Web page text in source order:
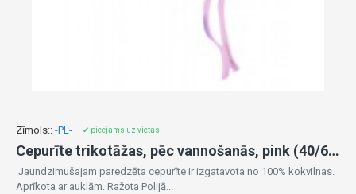
Zīmols:: -PL- ✔ pieejams uz vietas
Cepurīte trikotāžas, pēc vannošanās, pink (40/62 cm)
Jaundzimušajam paredzēta cepurīte ir izgatavota no 100% kokvilnas.
Aprīkota ar auklām. Ražota Polijā...